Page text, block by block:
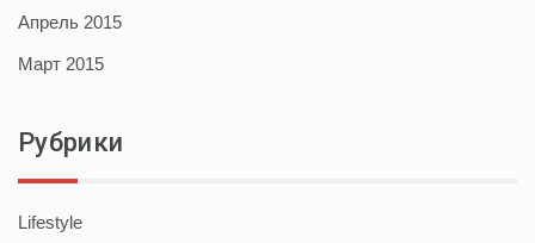
Апрель 2015
Март 2015
Рубрики
Lifestyle